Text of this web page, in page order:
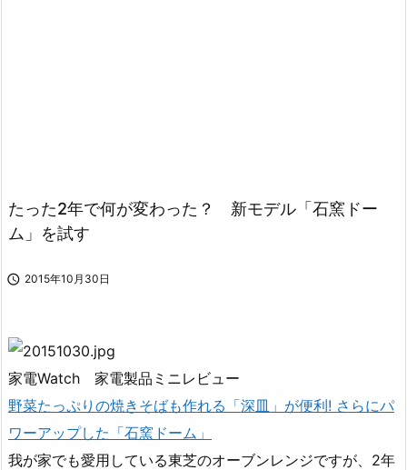
たった2年で何が変わった？ 新モデル「石窯ドー
ム」を試す
 2015年10月30日
家電Watch 家電製品ミニレビュー
野菜たっぷりの焼きそばも作れる「深皿」が便利! さらにパ
ワーアップした「石窯ドーム」
我が家でも愛用している東芝のオーブンレンジですが、2年